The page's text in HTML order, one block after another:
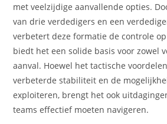
met veelzijdige aanvallende opties.
van drie verdedigers en een
verbetert deze formatie de controle
biedt het een solide basis voor zowel
aanval. Hoewel het tactische
verbeterde stabiliteit en de
exploiteren, brengt het ook
teams effectief moeten navigeren.